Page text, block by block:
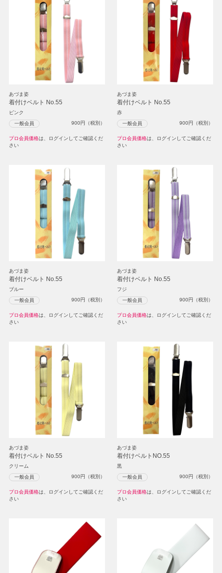
あづま姿
着付けベルト No.55
ピンク
一般会員 900円（税別）
プロ会員価格は、ログインしてご確認くだ
さい
あづま姿
着付けベルト No.55
赤
一般会員 900円（税別）
プロ会員価格は、ログインしてご確認くだ
さい
あづま姿
着付けベルト No.55
ブルー
一般会員 900円（税別）
プロ会員価格は、ログインしてご確認くだ
さい
あづま姿
着付けベルト No.55
フジ
一般会員 900円（税別）
プロ会員価格は、ログインしてご確認くだ
さい
あづま姿
着付けベルト No.55
クリーム
一般会員 900円（税別）
プロ会員価格は、ログインしてご確認くだ
さい
あづま姿
着付けベルトNO.55
黒
一般会員 900円（税別）
プロ会員価格は、ログインしてご確認くだ
さい